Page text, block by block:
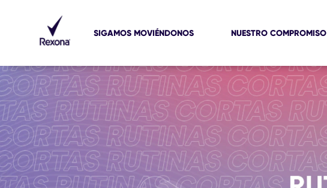
SIGAMOS MOVIÉNDONOS NUESTRO COMPROMISO